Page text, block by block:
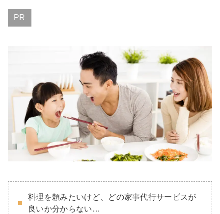
PR
料理を頼みたいけど、どの家事代行サービスが
良いか分からない…